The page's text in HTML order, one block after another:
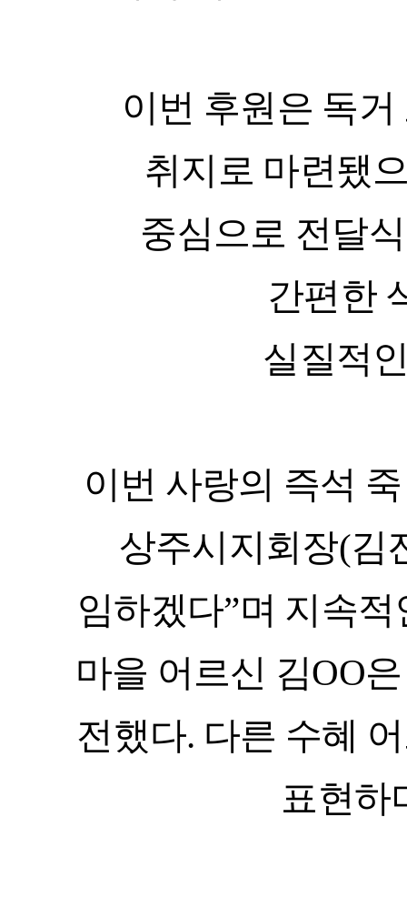
취지로 마련됐
중심으로 전달
간편한
실질적
이번 사랑의 즉석
상주시지회장(김
임하겠다”며 지속
마을 어르신 김OO
전했다.
표현하